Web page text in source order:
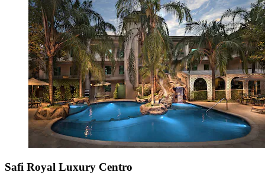
Safi Royal Luxury Centro